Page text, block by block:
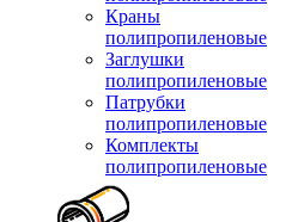
Краны
полипропиленовые
Заглушки
полипропиленовые
Патрубки
полипропиленовые
Комплекты
полипропиленовые